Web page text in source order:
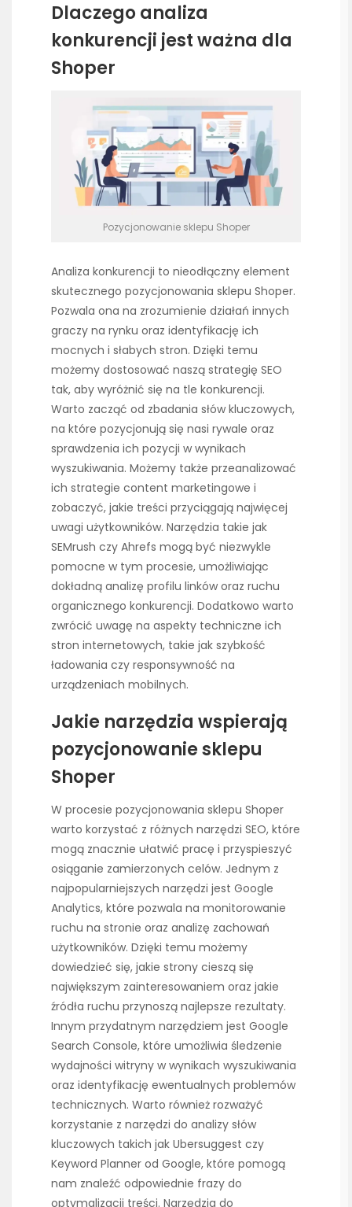
Dlaczego analiza
konkurencji jest ważna dla
Shoper
Pozycjonowanie sklepu Shoper
Analiza konkurencji to nieodłączny element
skutecznego pozycjonowania sklepu Shoper.
Pozwala ona na zrozumienie działań innych
graczy na rynku oraz identyfikację ich
mocnych i słabych stron. Dzięki temu
możemy dostosować naszą strategię SEO
tak, aby wyróżnić się na tle konkurencji.
Warto zacząć od zbadania słów kluczowych,
na które pozycjonują się nasi rywale oraz
sprawdzenia ich pozycji w wynikach
wyszukiwania. Możemy także przeanalizować
ich strategie content marketingowe i
zobaczyć, jakie treści przyciągają najwięcej
uwagi użytkowników. Narzędzia takie jak
SEMrush czy Ahrefs mogą być niezwykle
pomocne w tym procesie, umożliwiając
dokładną analizę profilu linków oraz ruchu
organicznego konkurencji. Dodatkowo warto
zwrócić uwagę na aspekty techniczne ich
stron internetowych, takie jak szybkość
ładowania czy responsywność na
urządzeniach mobilnych.
Jakie narzędzia wspierają
pozycjonowanie sklepu
Shoper
W procesie pozycjonowania sklepu Shoper
warto korzystać z różnych narzędzi SEO, które
mogą znacznie ułatwić pracę i przyspieszyć
osiąganie zamierzonych celów. Jednym z
najpopularniejszych narzędzi jest Google
Analytics, które pozwala na monitorowanie
ruchu na stronie oraz analizę zachowań
użytkowników. Dzięki temu możemy
dowiedzieć się, jakie strony cieszą się
największym zainteresowaniem oraz jakie
źródła ruchu przynoszą najlepsze rezultaty.
Innym przydatnym narzędziem jest Google
Search Console, które umożliwia śledzenie
wydajności witryny w wynikach wyszukiwania
oraz identyfikację ewentualnych problemów
technicznych. Warto również rozważyć
korzystanie z narzędzi do analizy słów
kluczowych takich jak Ubersuggest czy
Keyword Planner od Google, które pomogą
nam znaleźć odpowiednie frazy do
optymalizacji treści. Narzędzia do